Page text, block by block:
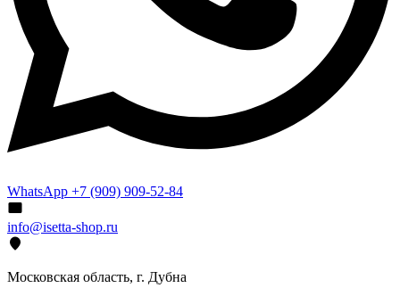
WhatsApp +7 (909) 909-52-84
info@isetta-shop.ru
Московская область, г. Дубна